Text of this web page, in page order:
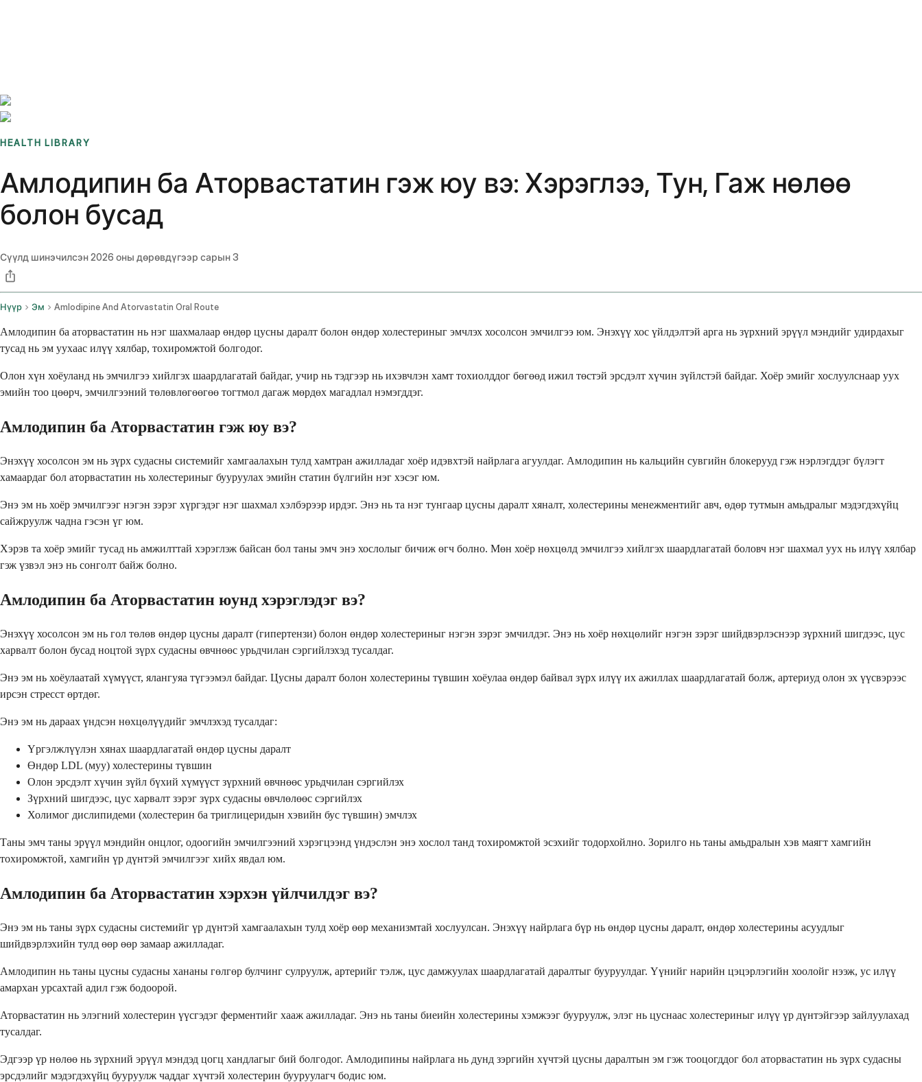
HEALTH LIBRARY
Амлодипин ба Аторвастатин гэж юу вэ: Хэрэглээ, Тун, Гаж нөлөө
болон бусад
Сүүлд шинэчилсэн2026 оны дөрөвдүгээр сарын 3
Нүүр Эм Amlodipine And Atorvastatin Oral Route
Амлодипин ба аторвастатин нь нэг шахмалаар өндөр цусны даралт болон өндөр холестериныг эмчлэх хосолсон эмчилгээ юм. Энэхүү хос үйлдэлтэй арга нь зүрхний эрүүл мэндийг удирдахыг
тусад нь эм уухаас илүү хялбар, тохиромжтой болгодог.
Олон хүн хоёуланд нь эмчилгээ хийлгэх шаардлагатай байдаг, учир нь тэдгээр нь ихэвчлэн хамт тохиолддог бөгөөд ижил төстэй эрсдэлт хүчин зүйлстэй байдаг. Хоёр эмийг хослуулснаар уух
эмийн тоо цөөрч, эмчилгээний төлөвлөгөөгөө тогтмол дагаж мөрдөх магадлал нэмэгддэг.
Амлодипин ба Аторвастатин гэж юу вэ?
Энэхүү хосолсон эм нь зүрх судасны системийг хамгаалахын тулд хамтран ажилладаг хоёр идэвхтэй найрлага агуулдаг. Амлодипин нь кальцийн сувгийн блокерууд гэж нэрлэгддэг бүлэгт
хамаардаг бол аторвастатин нь холестериныг бууруулах эмийн статин бүлгийн нэг хэсэг юм.
Энэ эм нь хоёр эмчилгээг нэгэн зэрэг хүргэдэг нэг шахмал хэлбэрээр ирдэг. Энэ нь та нэг тунгаар цусны даралт хяналт, холестерины менежментийг авч, өдөр тутмын амьдралыг мэдэгдэхүйц
сайжруулж чадна гэсэн үг юм.
Хэрэв та хоёр эмийг тусад нь амжилттай хэрэглэж байсан бол таны эмч энэ хослолыг бичиж өгч болно. Мөн хоёр нөхцөлд эмчилгээ хийлгэх шаардлагатай боловч нэг шахмал уух нь илүү хялбар
гэж үзвэл энэ нь сонголт байж болно.
Амлодипин ба Аторвастатин юунд хэрэглэдэг вэ?
Энэхүү хосолсон эм нь гол төлөв өндөр цусны даралт (гипертензи) болон өндөр холестериныг нэгэн зэрэг эмчилдэг. Энэ нь хоёр нөхцөлийг нэгэн зэрэг шийдвэрлэснээр зүрхний шигдээс, цус
харвалт болон бусад ноцтой зүрх судасны өвчнөөс урьдчилан сэргийлэхэд тусалдаг.
Энэ эм нь хоёулаатай хүмүүст, ялангуяа түгээмэл байдаг. Цусны даралт болон холестерины түвшин хоёулаа өндөр байвал зүрх илүү их ажиллах шаардлагатай болж, артериуд олон эх үүсвэрээс
ирсэн стресст өртдөг.
Энэ эм нь дараах үндсэн нөхцөлүүдийг эмчлэхэд тусалдаг:
Үргэлжлүүлэн хянах шаардлагатай өндөр цусны даралт
Өндөр LDL (муу) холестерины түвшин
Олон эрсдэлт хүчин зүйл бүхий хүмүүст зүрхний өвчнөөс урьдчилан сэргийлэх
Зүрхний шигдээс, цус харвалт зэрэг зүрх судасны өвчлөлөөс сэргийлэх
Холимог дислипидеми (холестерин ба триглицеридын хэвийн бус түвшин) эмчлэх
Таны эмч таны эрүүл мэндийн онцлог, одоогийн эмчилгээний хэрэгцээнд үндэслэн энэ хослол танд тохиромжтой эсэхийг тодорхойлно. Зорилго нь таны амьдралын хэв маягт хамгийн
тохиромжтой, хамгийн үр дүнтэй эмчилгээг хийх явдал юм.
Амлодипин ба Аторвастатин хэрхэн үйлчилдэг вэ?
Энэ эм нь таны зүрх судасны системийг үр дүнтэй хамгаалахын тулд хоёр өөр механизмтай хослуулсан. Энэхүү найрлага бүр нь өндөр цусны даралт, өндөр холестерины асуудлыг
шийдвэрлэхийн тулд өөр өөр замаар ажилладаг.
Амлодипин нь таны цусны судасны хананы гөлгөр булчинг сулруулж, артерийг тэлж, цус дамжуулах шаардлагатай даралтыг бууруулдаг. Үүнийг нарийн цэцэрлэгийн хоолойг нээж, ус илүү
амархан урсахтай адил гэж бодоорой.
Аторвастатин нь элэгний холестерин үүсгэдэг ферментийг хааж ажилладаг. Энэ нь таны биеийн холестерины хэмжээг бууруулж, элэг нь цуснаас холестериныг илүү үр дүнтэйгээр зайлуулахад
тусалдаг.
Эдгээр үр нөлөө нь зүрхний эрүүл мэндэд цогц хандлагыг бий болгодог. Амлодипины найрлага нь дунд зэргийн хүчтэй цусны даралтын эм гэж тооцогддог бол аторвастатин нь зүрх судасны
эрсдэлийг мэдэгдэхүйц бууруулж чаддаг хүчтэй холестерин бууруулагч бодис юм.